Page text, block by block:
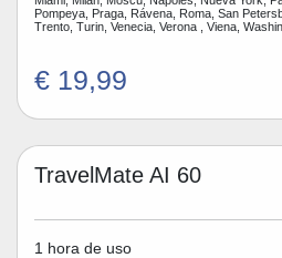
Pompeya, Praga, Rávena, Roma, San
Trento, Turin, Venecia, Verona , Viena,
€ 19,99
TravelMate AI 60
1 hora de uso